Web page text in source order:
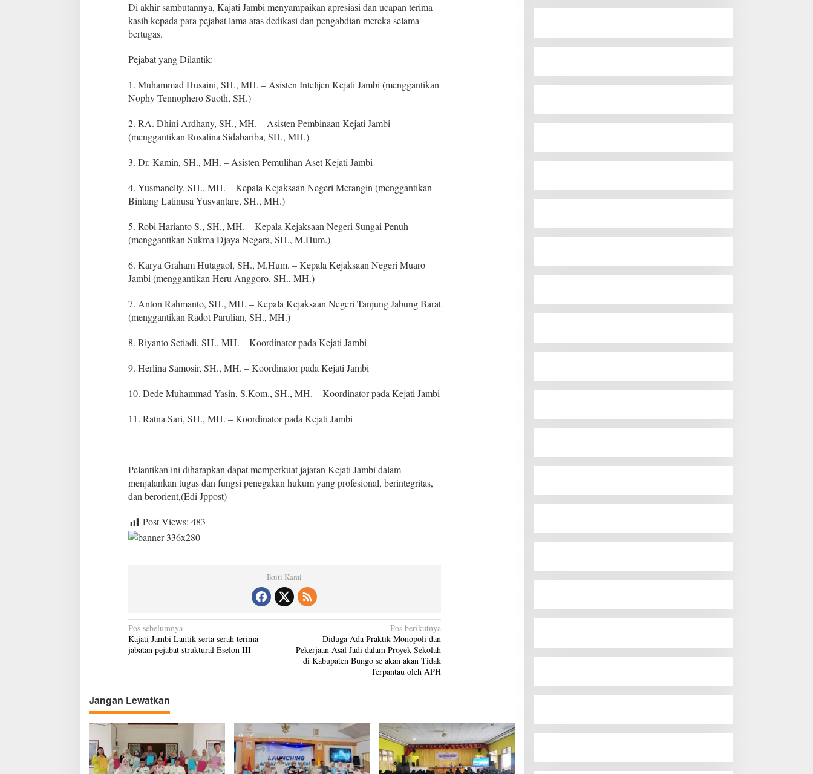
Di akhir sambutannya, Kajati Jambi menyampaikan apresiasi dan ucapan terima
kasih kepada para pejabat lama atas dedikasi dan pengabdian mereka selama
bertugas.
Pejabat yang Dilantik:
1. Muhammad Husaini, SH., MH. – Asisten Intelijen Kejati Jambi (menggantikan
Nophy Tennophero Suoth, SH.)
2. RA. Dhini Ardhany, SH., MH. – Asisten Pembinaan Kejati Jambi
(menggantikan Rosalina Sidabariba, SH., MH.)
3. Dr. Kamin, SH., MH. – Asisten Pemulihan Aset Kejati Jambi
4. Yusmanelly, SH., MH. – Kepala Kejaksaan Negeri Merangin (menggantikan
Bintang Latinusa Yusvantare, SH., MH.)
5. Robi Harianto S., SH., MH. – Kepala Kejaksaan Negeri Sungai Penuh
(menggantikan Sukma Djaya Negara, SH., M.Hum.)
6. Karya Graham Hutagaol, SH., M.Hum. – Kepala Kejaksaan Negeri Muaro
Jambi (menggantikan Heru Anggoro, SH., MH.)
7. Anton Rahmanto, SH., MH. – Kepala Kejaksaan Negeri Tanjung Jabung Barat
(menggantikan Radot Parulian, SH., MH.)
8. Riyanto Setiadi, SH., MH. – Koordinator pada Kejati Jambi
9. Herlina Samosir, SH., MH. – Koordinator pada Kejati Jambi
10. Dede Muhammad Yasin, S.Kom., SH., MH. – Koordinator pada Kejati Jambi
11. Ratna Sari, SH., MH. – Koordinator pada Kejati Jambi
Pelantikan ini diharapkan dapat memperkuat jajaran Kejati Jambi dalam
menjalankan tugas dan fungsi penegakan hukum yang profesional, berintegritas,
dan berorient,(Edi Jppost)
Post Views: 483
Ikuti Kami
N
a
g
a
s
i
p
Pos sebelumnya
Kajati Jambi Lantik serta serah terima
jabatan pejabat struktural Eselon III
Pos berikutnya
Diduga Ada Praktik Monopoli dan
Pekerjaan Asal Jadi dalam Proyek Sekolah
di Kabupaten Bungo se akan akan Tidak
Terpantau oleh APH
Jangan Lewatkan